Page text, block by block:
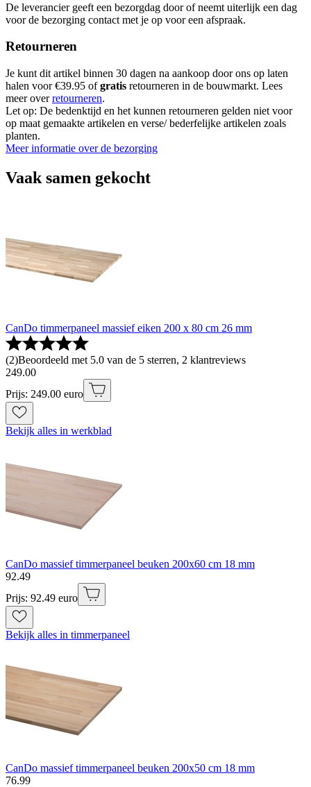
De leverancier geeft een bezorgdag door of neemt uiterlijk een dag
voor de bezorging contact met je op voor een afspraak.
Retourneren
Je kunt dit artikel binnen 30 dagen na aankoop door ons op laten
halen voor €39.95 ofgratis retourneren in de bouwmarkt. Lees
meer overretourneren.
Let op: De bedenktijd en het kunnen retourneren gelden niet voor
op maat gemaakte artikelen en verse/ bederfelijke artikelen zoals
planten.
Meer informatie over de bezorging
Vaak samen gekocht
CanDo timmerpaneel massief eiken 200 x 80 cm 26 mm
(2)Beoordeeld met 5.0 van de 5 sterren, 2 klantreviews
249.00
Prijs: 249.00 euro
Bekijk alles in werkblad
CanDo massief timmerpaneel beuken 200x60 cm 18 mm
92.49
Prijs: 92.49 euro
Bekijk alles in timmerpaneel
CanDo massief timmerpaneel beuken 200x50 cm 18 mm
76.99